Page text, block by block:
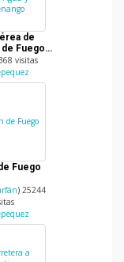
de
Fuego,
visitas
Fuego
) 25244